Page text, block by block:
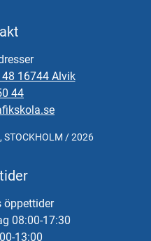
16744 Alvik
44
/ 2026
öppettider
08:00-17:30
13:00